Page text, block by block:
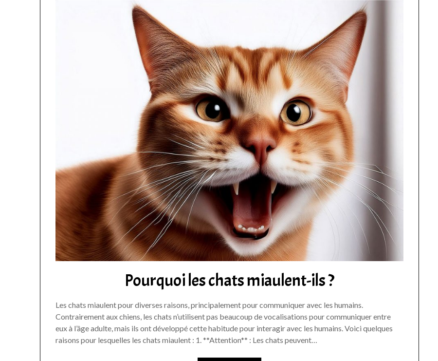
Pourquoi les chats miaulent-ils ?
Les chats miaulent pour diverses raisons, principalement pour communiquer avec les humains.
Contrairement aux chiens, les chats n’utilisent pas beaucoup de vocalisations pour communiquer entre
eux à l’âge adulte, mais ils ont développé cette habitude pour interagir avec les humains. Voici quelques
raisons pour lesquelles les chats miaulent : 1. **Attention** : Les chats peuvent…